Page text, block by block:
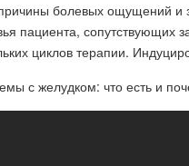
болевых ощущений и
пациента, сопутствующих
циклов терапии.
с желудком: что есть и